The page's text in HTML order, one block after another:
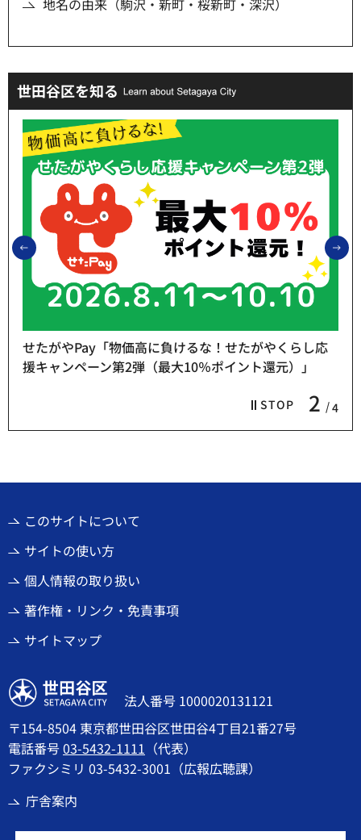
地名の由来（駒沢・新町・桜新町・深沢）
世田谷区を知る
前のスライドを表示
STOP 2 4
せたがやPay「物価高に負けるな！せたがやくらし応
援キャンペーン第2弾（最大10％ポイント還元）」
このサイトについて
サイトの使い方
個人情報の取り扱い
著作権・リンク・免責事項
サイトマップ
世田谷区
法人番号 1000020131121
〒154-8504 東京都世田谷区世田谷4丁目21番27号
電話番号03-5432-1111 （代表）
ファクシミリ 03-5432-3001（広報広聴課）
庁舎案内